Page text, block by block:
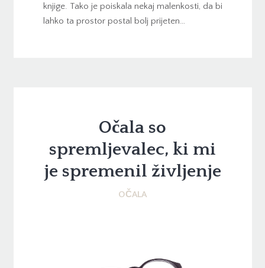
knjige. Tako je poiskala nekaj malenkosti, da bi
lahko ta prostor postal bolj prijeten…
Očala so
spremljevalec, ki mi
je spremenil življenje
OČALA